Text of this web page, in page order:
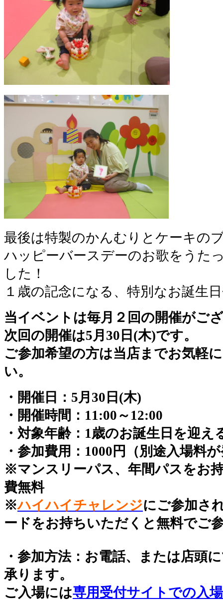
最後は特製のかんむりとケーキの
ハッピーバースデーのお歌をうた
した！
１歳の記念になる、特別なお誕生
当イベントは毎月２回の開催がご
次回の開催は5月30日(木)です。
ご参加希望の方は当店までお気軽
い。
・開催日：5月30日(木)
・開催時間：11:00～12:00
・対象年齢：1歳のお誕生日を迎え
・参加費用：1000円（別途入場料
※マンスリーパス、年間パスをお
費無料
※ハイハイチャレンジにご参加さ
ードをお持ちいただくと無料でご
・参加方法：お電話、または店頭
承ります。
ご入場には専用受付サイトでの入